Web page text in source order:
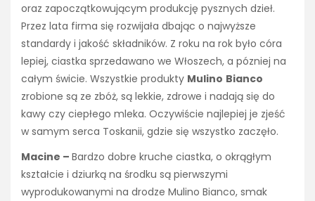
oraz zapoczątkowującym produkcję pysznych dzieł.
Przez lata firma się rozwijała dbając o najwyższe
standardy i jakość składników. Z roku na rok było córa
lepiej, ciastka sprzedawano we Włoszech, a pózniej na
całym świcie. Wszystkie produkty Mulino Bianco
zrobione są ze zbóż, są lekkie, zdrowe i nadają się do
kawy czy ciepłego mleka. Oczywiście najlepiej je zjeść
w samym serca Toskanii, gdzie się wszystko zaczęło.
Macine – Bardzo dobre kruche ciastka, o okrągłym
kształcie i dziurką na środku są pierwszymi
wyprodukowanymi na drodze Mulino Bianco, smak